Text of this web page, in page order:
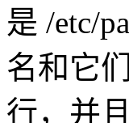
是 /etc/
名和它
行，并